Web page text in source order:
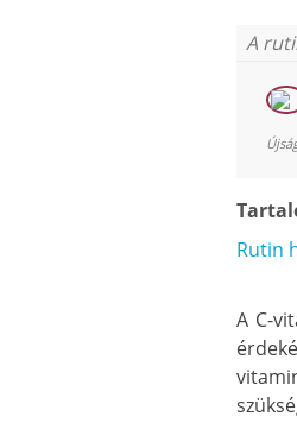
A
Rutin
A C-